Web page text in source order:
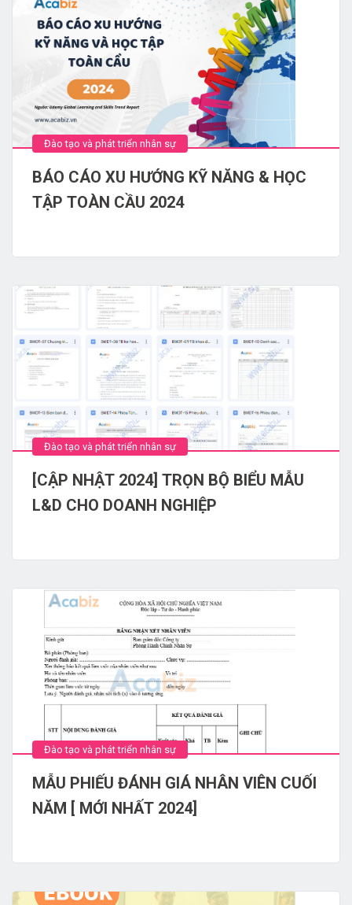
Đào tạo và phát triển nhân sự
BÁO CÁO XU HƯỚNG KỸ NĂNG & HỌC
TẬP TOÀN CẦU 2024
Đào tạo và phát triển nhân sự
[CẬP NHẬT 2024] TRỌN BỘ BIỂU MẪU
L&D CHO DOANH NGHIỆP
Đào tạo và phát triển nhân sự
MẪU PHIẾU ĐÁNH GIÁ NHÂN VIÊN CUỐI
NĂM [ MỚI NHẤT 2024]